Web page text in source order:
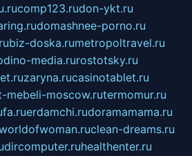
comp123.rudon-ykt.ru
domashnee-porno.ru
biz-doska.rumetropoltravel.ru
media.rurostotsky.ru
zaryna.rucasinotablet.ru
mebeli-moscow.rutermomur.ru
erdamchi.rudoramamama.ru
clean-dreams.ru
dircomputer.ruhealthenter.ru